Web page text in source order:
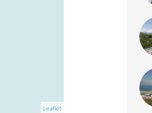
Leaflet